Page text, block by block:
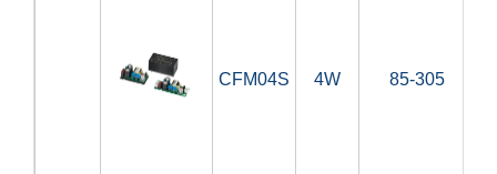
CFM04S 4W 85-305